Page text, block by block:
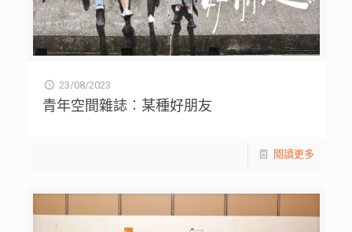
23/08/2023
青年空間雜誌︰某種好朋友
閱讀更多